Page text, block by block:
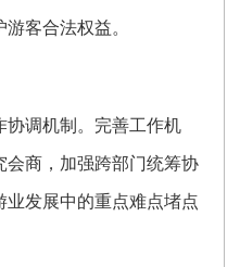
客合法权益。
协调机制。完善工作机
会商，加强跨部门统筹协
发展中的重点难点堵点